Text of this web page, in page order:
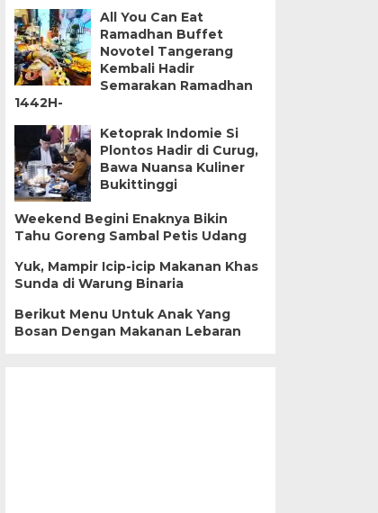
All You Can Eat
Ramadhan Buffet
Novotel Tangerang
Kembali Hadir
Semarakan Ramadhan
1442H-
Ketoprak Indomie Si
Plontos Hadir di Curug,
Bawa Nuansa Kuliner
Bukittinggi
Weekend Begini Enaknya Bikin
Tahu Goreng Sambal Petis Udang
Yuk, Mampir Icip-icip Makanan Khas
Sunda di Warung Binaria
Berikut Menu Untuk Anak Yang
Bosan Dengan Makanan Lebaran